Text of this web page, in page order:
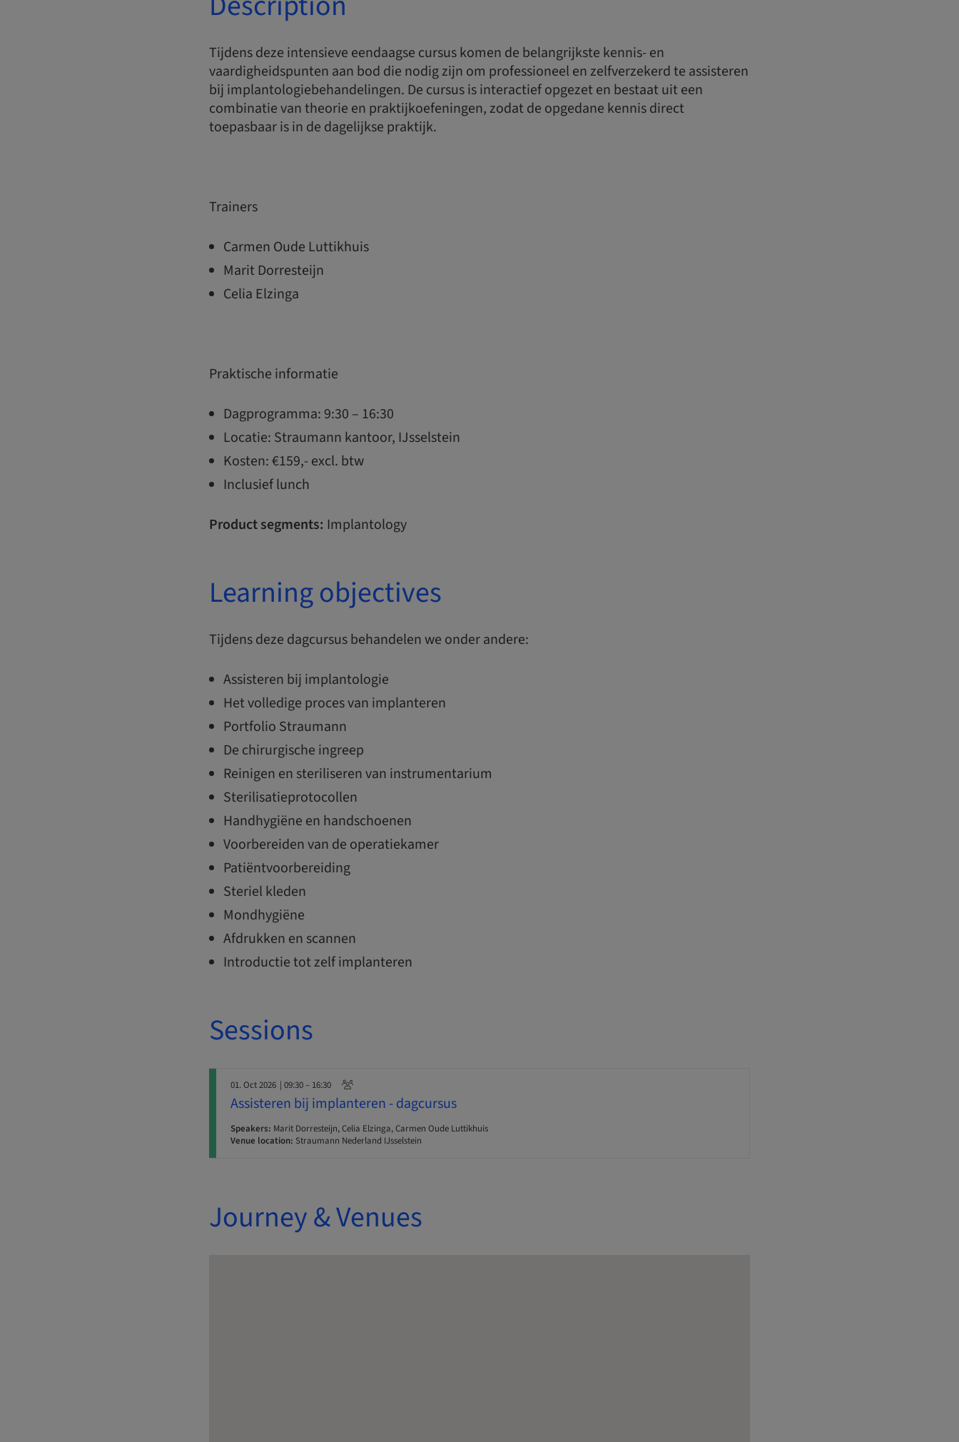
Tijdens deze intensieve eendaagse cursus komen de belangrijkste kennis- en
vaardigheidspunten aan bod die nodig zijn om professioneel en zelfverzekerd te assisteren
bij implantologiebehandelingen. De cursus is interactief opgezet en bestaat uit een
combinatie van theorie en praktijkoefeningen, zodat de opgedane kennis direct
toepasbaar is in de dagelijkse praktijk.
Trainers
Carmen Oude Luttikhuis
Marit Dorresteijn
Celia Elzinga
Praktische informatie
Dagprogramma: 9:30 – 16:30
Locatie: Straumann kantoor, IJsselstein
Kosten: €159,- excl. btw
Inclusief lunch
Product segments: Implantology
Learning objectives
Tijdens deze dagcursus behandelen we onder andere:
Assisteren bij implantologie
Het volledige proces van implanteren
Portfolio Straumann
De chirurgische ingreep
Reinigen en steriliseren van instrumentarium
Sterilisatieprotocollen
Handhygiëne en handschoenen
Voorbereiden van de operatiekamer
Patiëntvoorbereiding
Steriel kleden
Mondhygiëne
Afdrukken en scannen
Introductie tot zelf implanteren
Sessions
01. Oct 2026 | 09:30 – 16:30
Assisteren bij implanteren - dagcursus
Speakers: Marit Dorresteijn, Celia Elzinga, Carmen Oude Luttikhuis
Venue location: Straumann Nederland IJsselstein
Journey & Venues